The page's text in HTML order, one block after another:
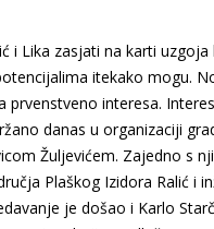
i Lika zasjati na karti
itekako mogu.
prvenstveno interesa.
danas u organizaciji
Žuljevićem. Zajedno s
Plaškog Izidora Ralić i
je došao i Karlo